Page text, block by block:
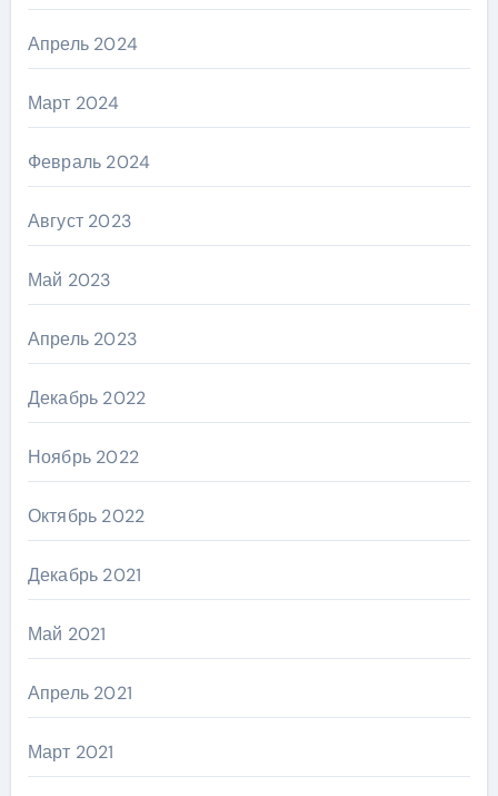
Апрель 2024
Март 2024
Февраль 2024
Август 2023
Май 2023
Апрель 2023
Декабрь 2022
Ноябрь 2022
Октябрь 2022
Декабрь 2021
Май 2021
Апрель 2021
Март 2021